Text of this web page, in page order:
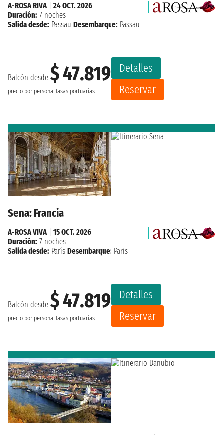
Balcón desde $ 47.819
precio por persona Tasas portuarias
Detalles
Reservar
A-ROSA RIVA| 24 OCT. 2026
Duración: 7 noches
Salida desde: Passau Desembarque: Passau
Sena: Francia
Balcón desde $ 47.819
precio por persona Tasas portuarias
Detalles
Reservar
A-ROSA VIVA| 15 OCT. 2026
Duración: 7 noches
Salida desde: París Desembarque: París